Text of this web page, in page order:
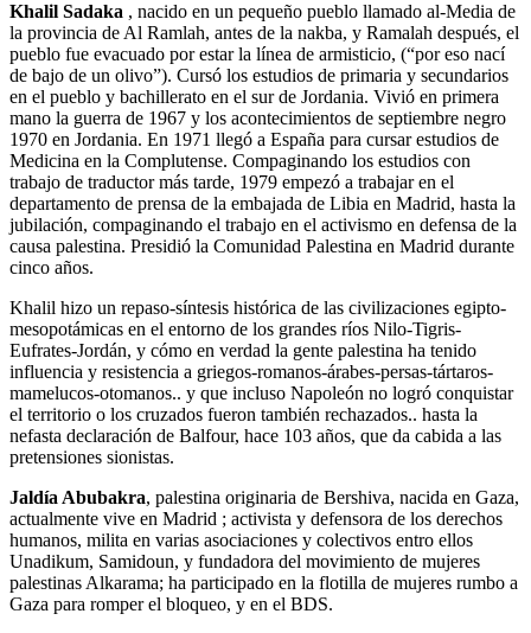
Khalil Sadaka , nacido en un pequeño pueblo llamado al-Media de
la provincia de Al Ramlah, antes de la nakba, y Ramalah después, el
pueblo fue evacuado por estar la línea de armisticio, (“por eso nací
de bajo de un olivo”). Cursó los estudios de primaria y secundarios
en el pueblo y bachillerato en el sur de Jordania. Vivió en primera
mano la guerra de 1967 y los acontecimientos de septiembre negro
1970 en Jordania. En 1971 llegó a España para cursar estudios de
Medicina en la Complutense. Compaginando los estudios con
trabajo de traductor más tarde, 1979 empezó a trabajar en el
departamento de prensa de la embajada de Libia en Madrid, hasta la
jubilación, compaginando el trabajo en el activismo en defensa de la
causa palestina. Presidió la Comunidad Palestina en Madrid durante
cinco años.
Khalil hizo un repaso-síntesis histórica de las civilizaciones egipto-
mesopotámicas en el entorno de los grandes ríos Nilo-Tigris-
Eufrates-Jordán, y cómo en verdad la gente palestina ha tenido
influencia y resistencia a griegos-romanos-árabes-persas-tártaros-
mamelucos-otomanos.. y que incluso Napoleón no logró conquistar
el territorio o los cruzados fueron también rechazados.. hasta la
nefasta declaración de Balfour, hace 103 años, que da cabida a las
pretensiones sionistas.
Jaldía Abubakra, palestina originaria de Bershiva, nacida en Gaza,
actualmente vive en Madrid ; activista y defensora de los derechos
humanos, milita en varias asociaciones y colectivos entro ellos
Unadikum, Samidoun, y fundadora del movimiento de mujeres
palestinas Alkarama; ha participado en la flotilla de mujeres rumbo a
Gaza para romper el bloqueo, y en el BDS.